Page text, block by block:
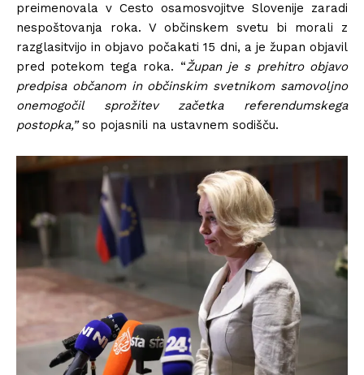
preimenovala v Cesto osamosvojitve Slovenije zaradi
nespoštovanja roka. V občinskem svetu bi morali z
razglasitvijo in objavo počakati 15 dni, a je župan objavil
pred potekom tega roka. “Župan je s prehitro objavo
predpisa občanom in občinskim svetnikom samovoljno
onemogočil sprožitev začetka referendumskega
postopka,”so pojasnili na ustavnem sodišču.